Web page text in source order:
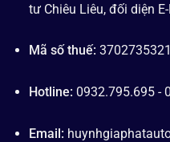
tư Chiêu Liêu, đối diện
Mã số thuế: 3702735321
Hotline: 0932.795.695 -
Email: